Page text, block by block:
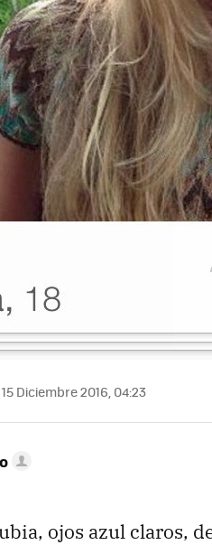
Diciembre 2016, 04:23
ojos azul claros,